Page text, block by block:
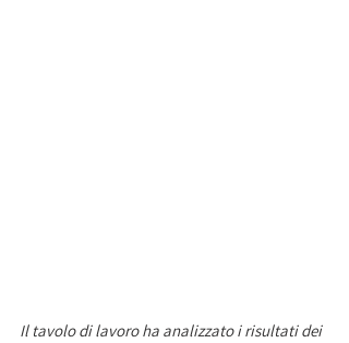
Il tavolo di lavoro ha analizzato i risultati dei